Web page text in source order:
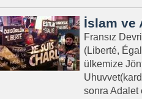
İslam ve
Fransız
(Liberté,
ülkemize
sonra Adalet